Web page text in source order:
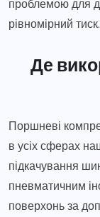
проблемою для
рівномірний тиск.
Де
Поршневі
в усіх сферах
підкачування
пневматичним
поверхонь за